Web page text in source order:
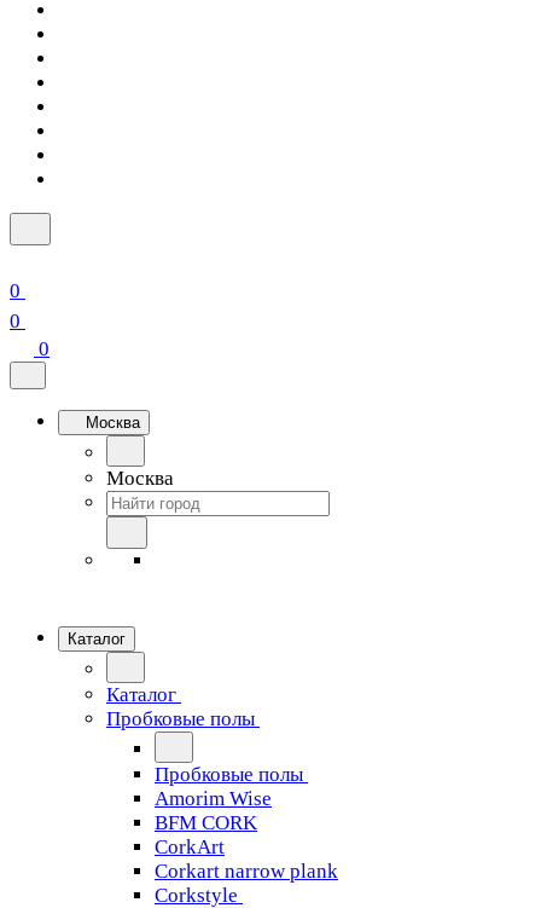
0
0
0
Москва
Москва
Каталог
Каталог
Пробковые полы
Пробковые полы
Amorim Wise
BFM CORK
CorkArt
Corkart narrow plank
Corkstyle